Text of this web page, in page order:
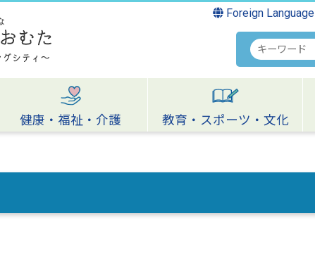
Foreign Language
検
索
キ
ワ
ー
健康・福祉・介護 教育・スポーツ・文化